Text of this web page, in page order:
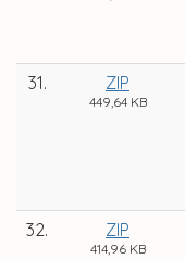
31. ZIP
449,64 KB
32. ZIP
414,96 KB